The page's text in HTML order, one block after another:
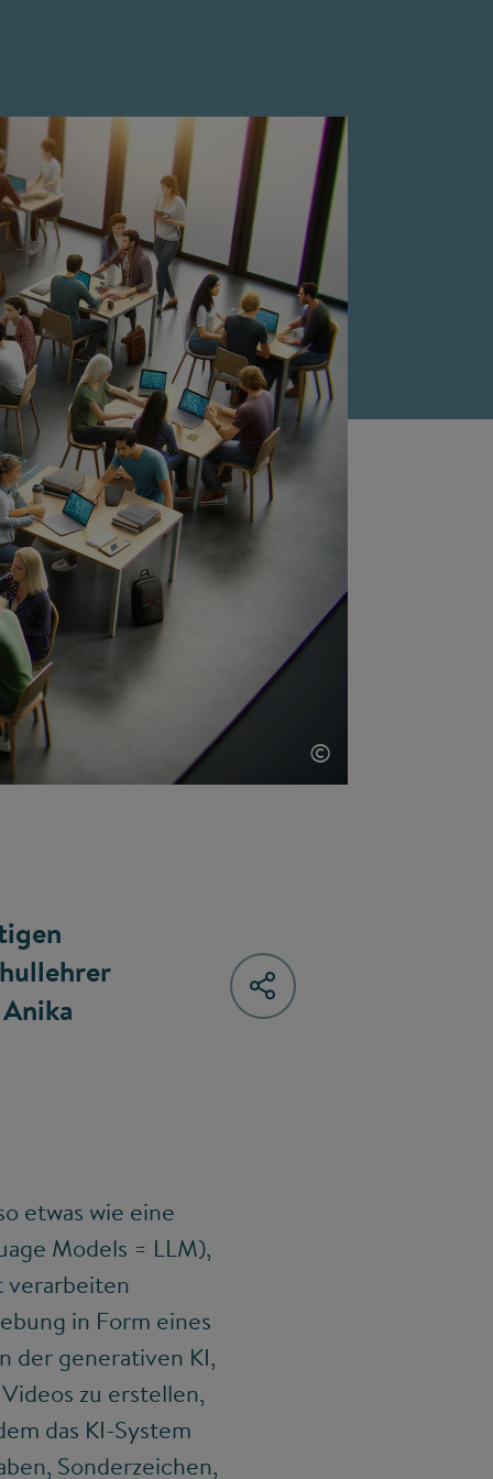
©
etwas wie eine
Models = LLM),
verarbeiten
in Form eines
der generativen KI,
zu erstellen,
das KI-System
Sonderzeichen,